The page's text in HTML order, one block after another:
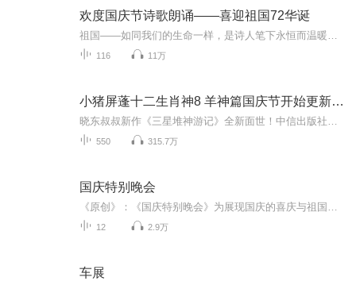
欢度国庆节诗歌朗诵——喜迎祖国72华诞
116 11万
小猪屏蓬十二生肖神8 羊神篇国庆节开始更新啦！
550 315.7万
国庆特别晚会
12 2.9万
车展